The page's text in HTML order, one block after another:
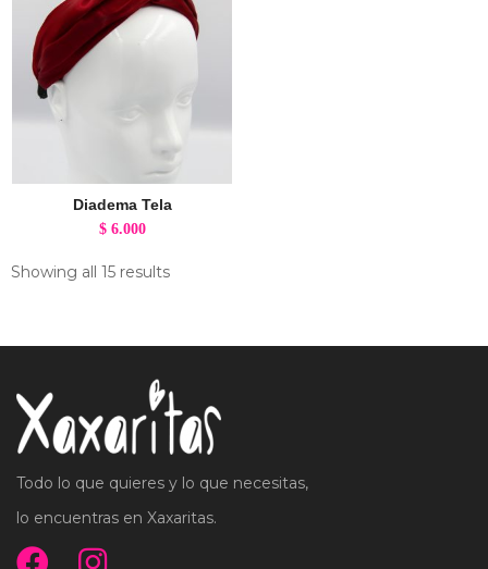
Diadema Tela
$6.000
Showing all 15 results
Todo lo que quieres y lo que necesitas,
lo encuentras en Xaxaritas.